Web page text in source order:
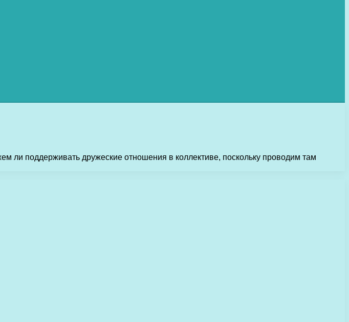
ли поддерживать дружеские отношения в коллективе, поскольку проводим там